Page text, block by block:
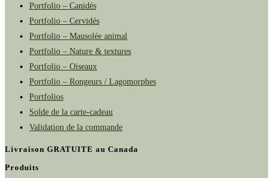
Portfolio – Canidés
Portfolio – Cervidés
Portfolio – Mausolée animal
Portfolio – Nature & textures
Portfolio – Oiseaux
Portfolio – Rongeurs / Lagomorphes
Portfolios
Solde de la carte-cadeau
Validation de la commande
Livraison GRATUITE au Canada
Produits